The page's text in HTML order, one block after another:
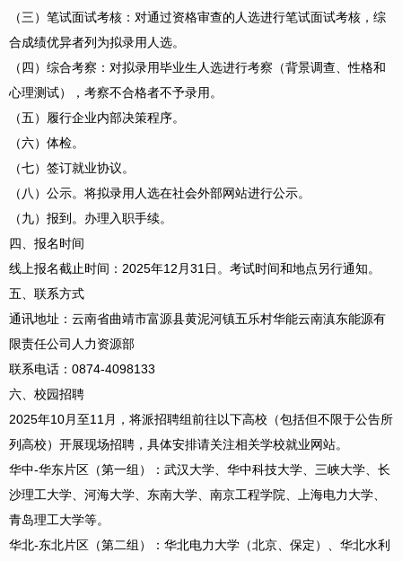
（三）笔试面试考核：对通过资格审查的人选进行笔试面试考核，综
合成绩优异者列为拟录用人选。
（四）综合考察：对拟录用毕业生人选进行考察（背景调查、性格和
心理测试），考察不合格者不予录用。
（五）履行企业内部决策程序。
（六）体检。
（七）签订就业协议。
（八）公示。将拟录用人选在社会外部网站进行公示。
（九）报到。办理入职手续。
四、报名时间
线上报名截止时间：2025年12月31日。考试时间和地点另行通知。
五、联系方式
通讯地址：云南省曲靖市富源县黄泥河镇五乐村华能云南滇东能源有
限责任公司人力资源部
联系电话：0874-4098133
六、校园招聘
2025年10月至11月，将派招聘组前往以下高校（包括但不限于公告所
列高校）开展现场招聘，具体安排请关注相关学校就业网站。
华中-华东片区（第一组）：武汉大学、华中科技大学、三峡大学、长
沙理工大学、河海大学、东南大学、南京工程学院、上海电力大学、
青岛理工大学等。
华北-东北片区（第二组）：华北电力大学（北京、保定）、华北水利